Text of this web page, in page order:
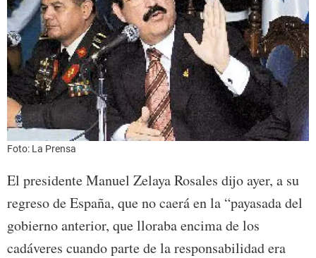
Foto: La Prensa
El presidente Manuel Zelaya Rosales dijo ayer, a su
regreso de España, que no caerá en la “payasada del
gobierno anterior, que lloraba encima de los
cadáveres cuando parte de la responsabilidad era